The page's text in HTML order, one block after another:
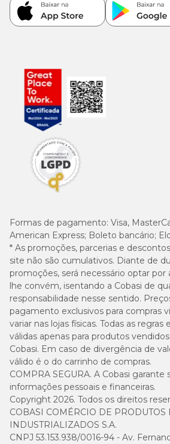
Formas de pagamento: Visa,
American Express; Boleto bancário;
* As promoções, parcerias e
site não são cumulativos. Diante de
promoções, será necessário optar
lhe convém, isentando a Cobasi de
responsabilidade nesse sentido.
pagamento exclusivos para compras
variar nas lojas físicas. Todas as regras
válidas apenas para produtos
Cobasi. Em caso de divergência de
válido é o do carrinho de compras.
COMPRA SEGURA. A Cobasi garante
informações pessoais e financeiras.
Copyright 2026. Todos os direitos
COBASI COMÉRCIO DE PRODUTOS
INDUSTRIALIZADOS S.A.
CNPJ 53.153.938/0016-94 - Av.